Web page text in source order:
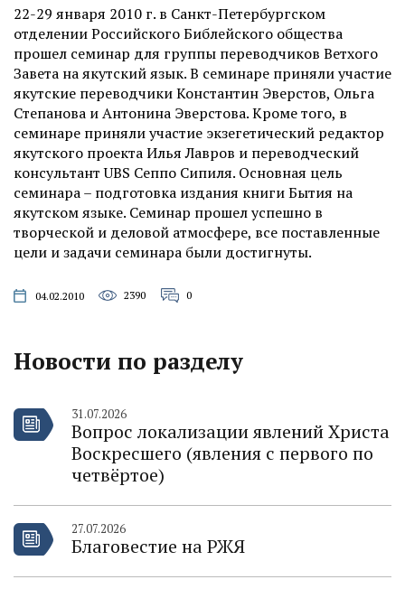
22-29 января 2010 г. в Санкт-Петербургском
отделении Российского Библейского общества
прошел семинар для группы переводчиков Ветхого
Завета на якутский язык. В семинаре приняли участие
якутские переводчики Константин Эверстов, Ольга
Степанова и Антонина Эверстова. Кроме того, в
семинаре приняли участие экзегетический редактор
якутского проекта Илья Лавров и переводческий
консультант UBS Сеппо Сипиля. Основная цель
семинара – подготовка издания книги Бытия на
якутском языке. Семинар прошел успешно в
творческой и деловой атмосфере, все поставленные
цели и задачи семинара были достигнуты.
04.02.2010 2390 0
Новости по разделу
31.07.2026
Вопрос локализации явлений Христа
Воскресшего (явления с первого по
четвёртое)
27.07.2026
Благовестие на РЖЯ